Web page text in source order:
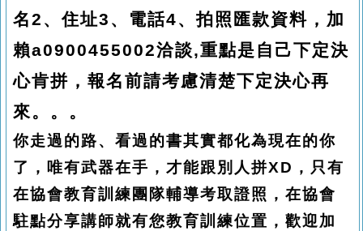
名2、住址3、電話4、拍照匯款資料，加
賴a0900455002洽談,重點是自己下定決
心肯拼，報名前請考慮清楚下定決心再
來。。。
你走過的路、看過的書其實都化為現在的你
了，唯有武器在手，才能跟別人拼XD，只有
在協會教育訓練團隊輔導考取證照，在協會
駐點分享講師就有您教育訓練位置，歡迎加